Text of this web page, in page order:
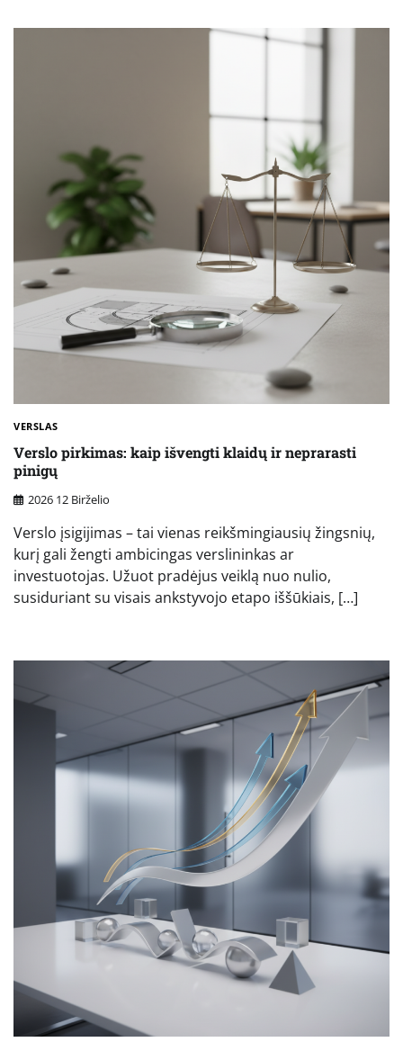
VERSLAS
Verslo pirkimas: kaip išvengti klaidų ir neprarasti
pinigų
2026 12 Birželio
Verslo įsigijimas – tai vienas reikšmingiausių žingsnių,
kurį gali žengti ambicingas verslininkas ar
investuotojas. Užuot pradėjus veiklą nuo nulio,
susiduriant su visais ankstyvojo etapo iššūkiais, […]